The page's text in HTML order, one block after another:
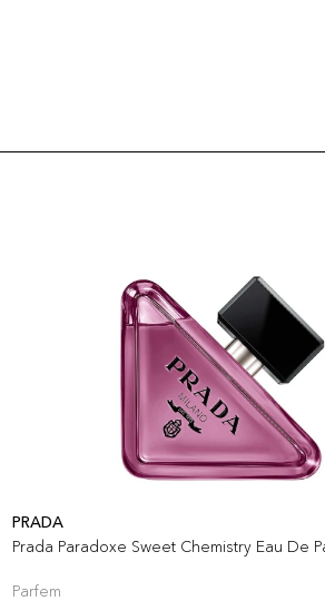
PRADA
Prada Paradoxe Sweet Chemistry Eau De
Parfem